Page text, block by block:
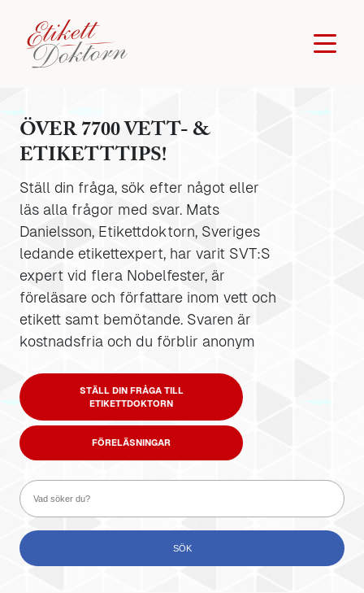
ÖVER 7700 VETT- &
ETIKETTTIPS!
Ställ din fråga, sök efter något eller
läs alla frågor med svar. Mats
Danielsson, Etikettdoktorn, Sveriges
ledande etikettexpert, har varit SVT:S
expert vid flera Nobelfester, är
föreläsare och författare inom vett och
etikett samt bemötande. Svaren är
kostnadsfria och du förblir anonym
STÄLL DIN FRÅGA TILL
ETIKETTDOKTORN
FÖRELÄSNINGAR